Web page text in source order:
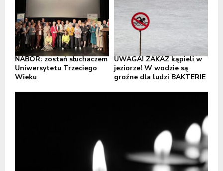
NABÓR: zostań słuchaczem
Uniwersytetu Trzeciego
Wieku
UWAGA! ZAKAZ kąpieli w
jeziorze! W wodzie są
groźne dla ludzi BAKTERIE